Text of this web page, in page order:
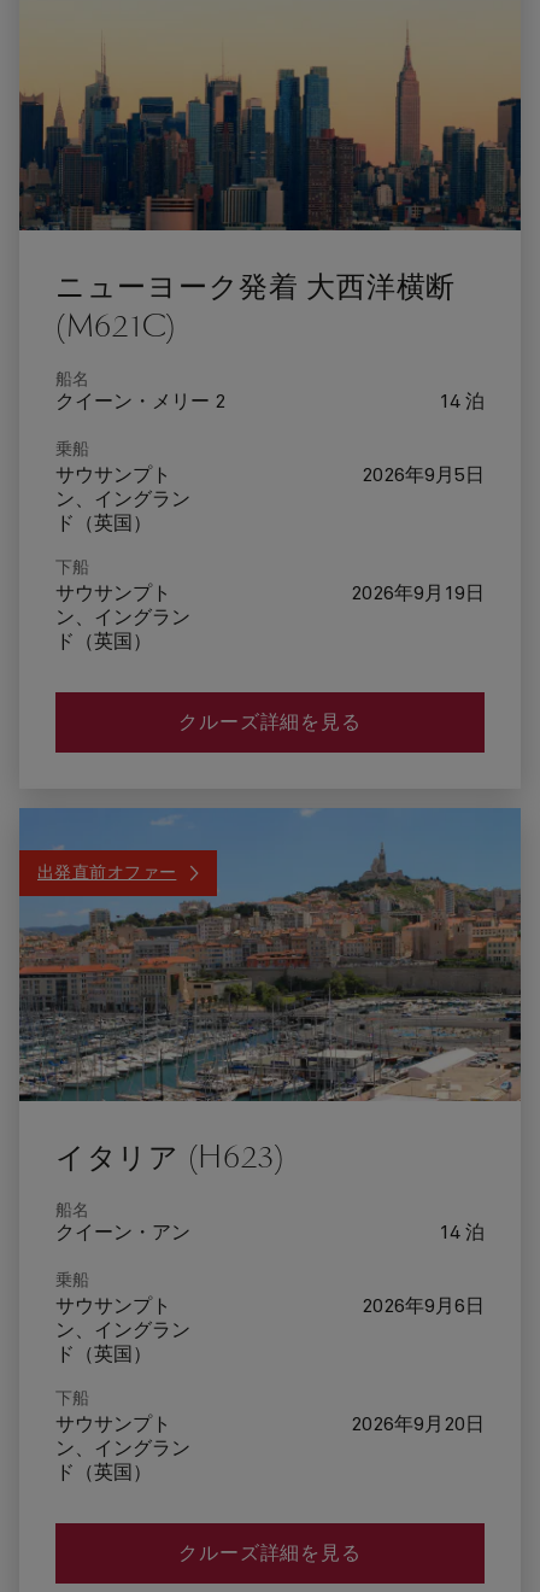
ニューヨーク発着 大西洋横断
(M621C)
船名
クイーン・メリー 2 14 泊
乗船
サウサンプト
ン、イングラン
ド（英国）
2026年9月5日
下船
サウサンプト
ン、イングラン
ド（英国）
2026年9月19日
クルーズ詳細を見る
出発直前オファー
イタリア (H623)
船名
クイーン・アン 14 泊
乗船
サウサンプト
ン、イングラン
ド（英国）
2026年9月6日
下船
サウサンプト
ン、イングラン
ド（英国）
2026年9月20日
クルーズ詳細を見る